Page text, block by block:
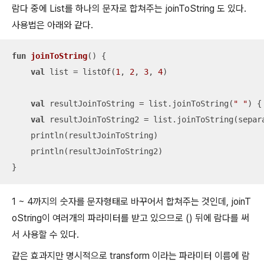
람다 중에 List를 하나의 문자로 합쳐주는 joinToString 도 있다.
사용법은 아래와 같다.
fun joinToString()
{
val
list = listOf(1 , 2, 3, 4)
val resultJoinToString = list.joinToString( " ")
val
resultJoinToString2 =
    println(resultJoinToString)
    println(resultJoinToString2)
}
1 ~ 4까지의 숫자를 문자형태로 바꾸어서 합쳐주는 것인데, joinT
oString이 여러개의 파라미터를 받고 있으므로 () 뒤에 람다를 써
서 사용할 수 있다.
같은 효과지만 명시적으로 transform 이라는 파라미터 이름에 람